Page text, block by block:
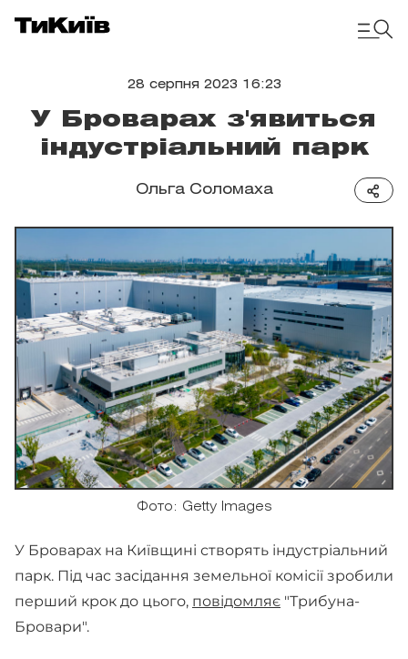
28 серпня 2023 16:23
У Броварах з'явиться
індустріальний парк
Ольга Соломаха
Фото: Getty Images
У Броварах на Київщині створять індустріальний
парк. Під час засідання земельної комісії зробили
перший крок до цього, повідомляє "Трибуна-
Бровари".